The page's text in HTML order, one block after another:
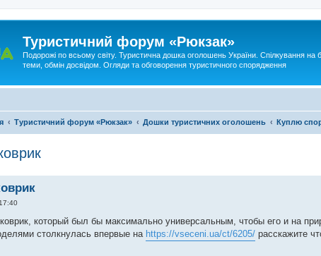
Туристичний форум «Рюкзак»
Подорожі по всьому світу. Туристична дошка оголошень України. Спілкування на
теми, обмін досвідом. Огляди та обговорення туристичного спорядження
Туристичний форум «Рюкзак» Дошки туристичних оголошень Куплю
который был бы максимально универсальным, чтобы его и на
столкнулась впервые на https://vseceni.ua/ct/6205/ расскажите